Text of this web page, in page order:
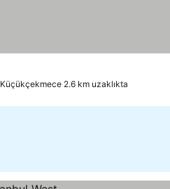
Küçükçekmece 2.6 km uzaklıkta